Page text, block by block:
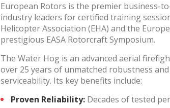
European Rotors is the premier
industry leaders for certified training
Helicopter Association (EHA) and the
prestigious EASA Rotorcraft Symposium.
The Water Hog is an advanced aerial
over 25 years of unmatched robustness
serviceability. Its key benefits include:
Proven Reliability: Decades of tested
site Web et afficher des
Enregistrer les